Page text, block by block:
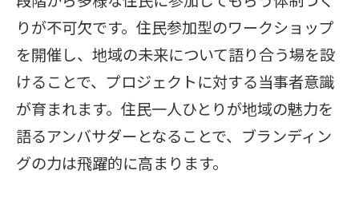
りが不可欠です。住民参加型のワークショップ
を開催し、地域の未来について語り合う場を設
けることで、プロジェクトに対する当事者意識
が育まれます。住民一人ひとりが地域の魅力を
語るアンバサダーとなることで、ブランディン
グの力は飛躍的に高まります。